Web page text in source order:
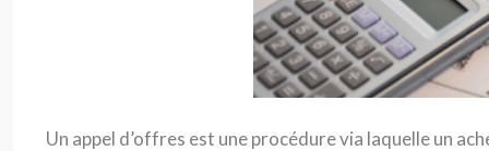
Un appel d’offres est une procédure via laquelle un